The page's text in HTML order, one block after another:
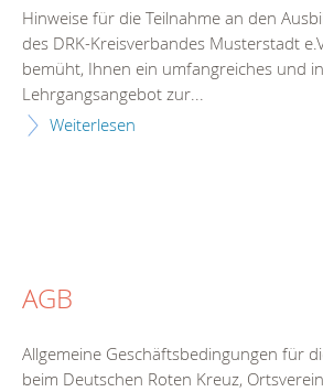
Hinweise für die Teilnahme an den
des DRK-Kreisverbandes Musterstadt
bemüht, Ihnen ein umfangreiches und
Lehrgangsangebot zur...
Weiterlesen
AGB
Allgemeine Geschäftsbedingungen für
beim Deutschen Roten Kreuz,